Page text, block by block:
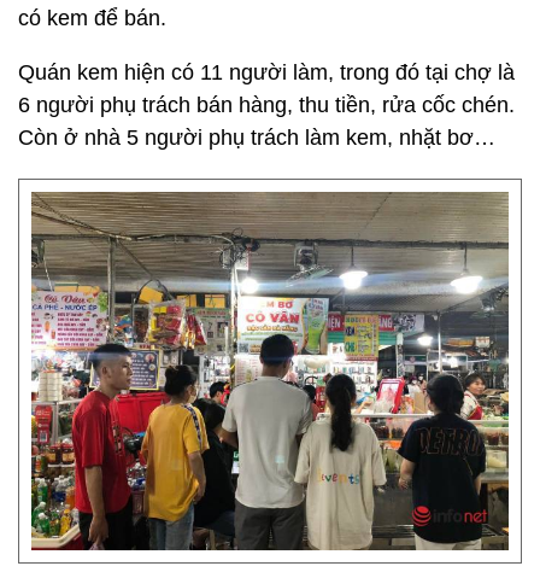
có kem để bán.
Quán kem hiện có 11 người làm, trong đó tại chợ là
6 người phụ trách bán hàng, thu tiền, rửa cốc chén.
Còn ở nhà 5 người phụ trách làm kem, nhặt bơ…